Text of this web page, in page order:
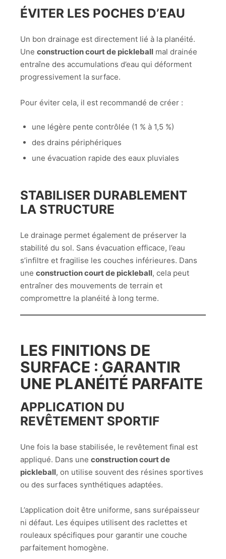
ÉVITER LES POCHES D’EAU
Un bon drainage est directement lié à la planéité.
Une construction court de pickleball mal drainée
entraîne des accumulations d’eau qui déforment
progressivement la surface.
Pour éviter cela, il est recommandé de créer :
une légère pente contrôlée (1 % à 1,5 %)
des drains périphériques
une évacuation rapide des eaux pluviales
STABILISER DURABLEMENT
LA STRUCTURE
Le drainage permet également de préserver la
stabilité du sol. Sans évacuation efficace, l’eau
s’infiltre et fragilise les couches inférieures. Dans
une construction court de pickleball, cela peut
entraîner des mouvements de terrain et
compromettre la planéité à long terme.
LES FINITIONS DE
SURFACE : GARANTIR
UNE PLANÉITÉ PARFAITE
APPLICATION DU
REVÊTEMENT SPORTIF
Une fois la base stabilisée, le revêtement final est
appliqué. Dans une construction court de
pickleball, on utilise souvent des résines sportives
ou des surfaces synthétiques adaptées.
L’application doit être uniforme, sans surépaisseur
ni défaut. Les équipes utilisent des raclettes et
rouleaux spécifiques pour garantir une couche
parfaitement homogène.